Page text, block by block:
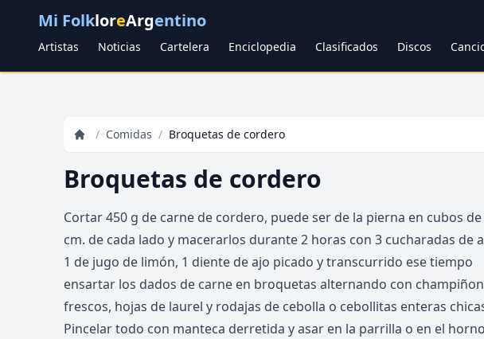
Mi FolkloreArgentino
Artistas Noticias Cartelera Enciclopedia Clasificados Discos
/ Comidas / Broquetas de cordero
Broquetas de cordero
Cortar 450 g de carne de cordero, puede ser de la pierna en cubos de
cm. de cada lado y macerarlos durante 2 horas con 3 cucharadas de
1 de jugo de limón, 1 diente de ajo picado y transcurrido ese tiempo
ensartar los dados de carne en broquetas alternando con
frescos, hojas de laurel y rodajas de cebolla o cebollitas enteras
Pincelar todo con manteca derretida y asar en la parrilla o en el horno